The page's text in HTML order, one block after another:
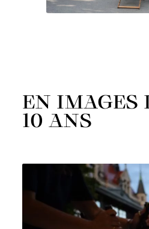
EN IMAGES
10 ANS